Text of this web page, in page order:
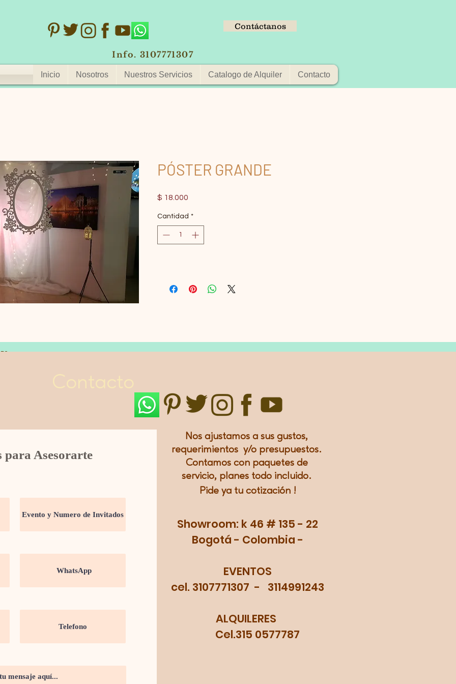
Contáctanos
Info. 3107771307
Inicio Nosotros Nuestros Servicios Catalogo de Alquiler Contacto
PÓSTER GRANDE
$ 18.000Precio
Cantidad *
para Asesorarte
Nos ajustamos a sus gustos,
requerimientos y/o presupuestos.
Contamos con paquetes de
servicio, planes todo incluido.
Pide ya tu cotización !
Showroom: k 46 # 135 - 22
Bogotá - Colombia -
EVENTOS
cel. 3107771307 - 3114991243
ALQUILERES
Cel.315 0577787